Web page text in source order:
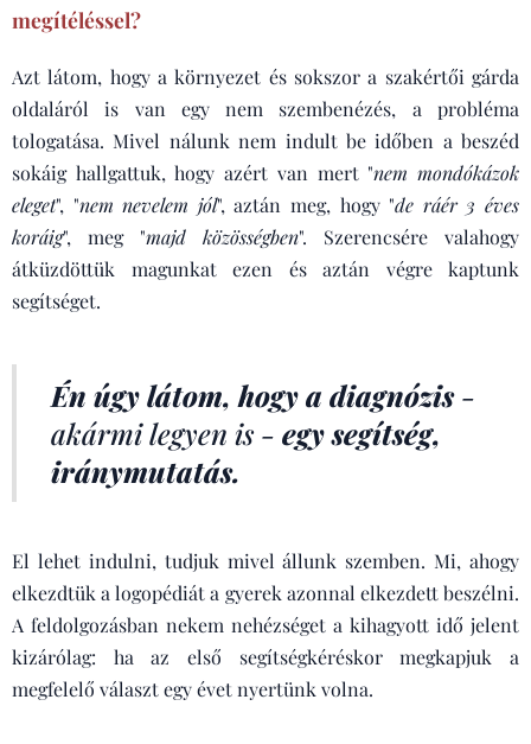
megítéléssel?
Azt látom, hogy a környezet és sokszor a szakértői gárda
oldaláról is van egy nem szembenézés, a probléma
tologatása. Mivel nálunk nem indult be időben a beszéd
sokáig hallgattuk, hogy azért van mert "nem mondókázok
eleget", "nem nevelem jól", aztán meg, hogy "de ráér 3 éves
koráig", meg "majd közösségben". Szerencsére valahogy
átküzdöttük magunkat ezen és aztán végre kaptunk
segítséget.
Én úgy látom, hogy a diagnózis-
akármi legyen is - egy segítség,
iránymutatás.
El lehet indulni, tudjuk mivel állunk szemben. Mi, ahogy
elkezdtük a logopédiát a gyerek azonnal elkezdett beszélni.
A feldolgozásban nekem nehézséget a kihagyott idő jelent
kizárólag: ha az első segítségkéréskor megkapjuk a
megfelelő választ egy évet nyertünk volna.